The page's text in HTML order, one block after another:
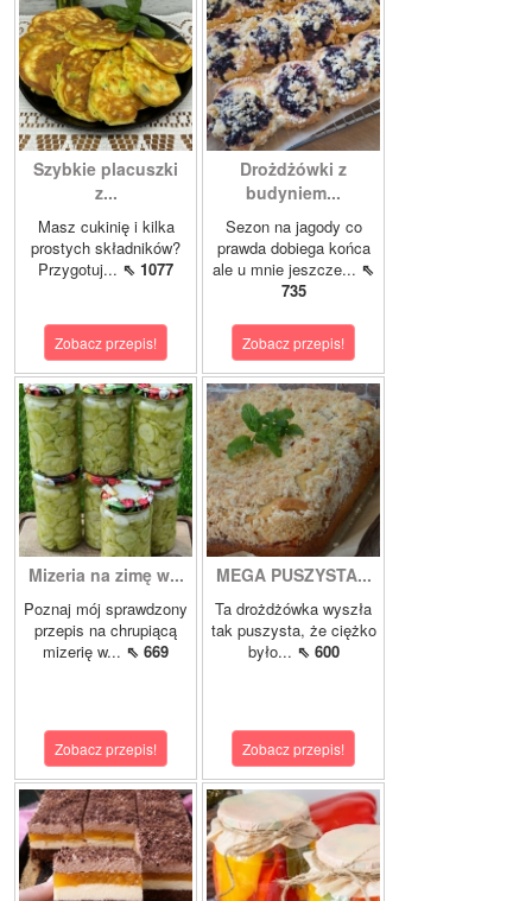
Szybkie placuszki
z...
Masz cukinię i kilka
prostych składników?
Przygotuj... ⇖ 1077
Zobacz przepis!
Drożdżówki z
budyniem...
Sezon na jagody co
prawda dobiega końca
ale u mnie jeszcze... ⇖
735
Zobacz przepis!
Mizeria na zimę w...
Poznaj mój sprawdzony
przepis na chrupiącą
mizerię w... ⇖ 669
Zobacz przepis!
MEGA PUSZYSTA...
Ta drożdżówka wyszła
tak puszysta, że ciężko
było... ⇖ 600
Zobacz przepis!